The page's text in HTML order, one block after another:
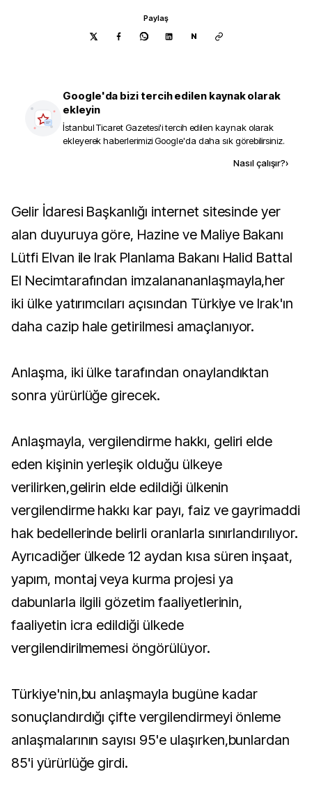
Paylaş
N
Google'da bizi tercih edilen kaynak olarak
ekleyin
İstanbul Ticaret Gazetesi'i tercih edilen kaynak olarak
ekleyerek haberlerimizi Google'da daha sık görebilirsiniz.
Nasıl çalışır?›
Gelir İdaresi Başkanlığı internet sitesinde yer
alan duyuruya göre, Hazine ve Maliye Bakanı
Lütfi Elvan ile Irak Planlama Bakanı Halid Battal
El Necimtarafından imzalanananlaşmayla,her
iki ülke yatırımcıları açısından Türkiye ve Irak'ın
daha cazip hale getirilmesi amaçlanıyor.
Anlaşma, iki ülke tarafından onaylandıktan
sonra yürürlüğe girecek.
Anlaşmayla, vergilendirme hakkı, geliri elde
eden kişinin yerleşik olduğu ülkeye
verilirken,gelirin elde edildiği ülkenin
vergilendirme hakkı kar payı, faiz ve gayrimaddi
hak bedellerinde belirli oranlarla sınırlandırılıyor.
Ayrıcadiğer ülkede 12 aydan kısa süren inşaat,
yapım, montaj veya kurma projesi ya
dabunlarla ilgili gözetim faaliyetlerinin,
faaliyetin icra edildiği ülkede
vergilendirilmemesi öngörülüyor.
Türkiye'nin,bu anlaşmayla bugüne kadar
sonuçlandırdığı çifte vergilendirmeyi önleme
anlaşmalarının sayısı 95'e ulaşırken,bunlardan
85'i yürürlüğe girdi.